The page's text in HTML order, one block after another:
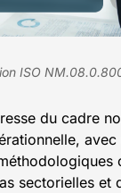
ISO
du cadre
avec
sectorielles et